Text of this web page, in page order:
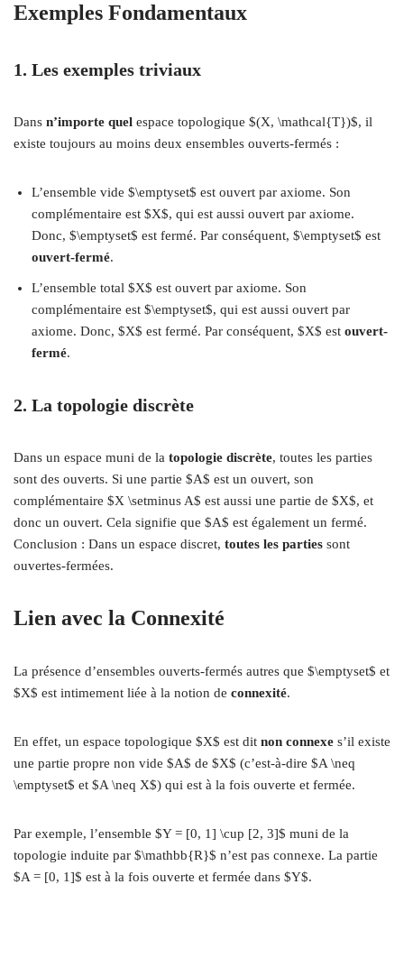
Exemples Fondamentaux
1. Les exemples triviaux
Dans n’importe quel espace topologique $(X, \mathcal{T})$, il
existe toujours au moins deux ensembles ouverts-fermés :
L’ensemble vide $\emptyset$ est ouvert par axiome. Son
complémentaire est $X$, qui est aussi ouvert par axiome.
Donc, $\emptyset$ est fermé. Par conséquent, $\emptyset$ est
ouvert-fermé.
L’ensemble total $X$ est ouvert par axiome. Son
complémentaire est $\emptyset$, qui est aussi ouvert par
axiome. Donc, $X$ est fermé. Par conséquent, $X$ est ouvert-
fermé.
2. La topologie discrète
Dans un espace muni de la topologie discrète, toutes les parties
sont des ouverts. Si une partie $A$ est un ouvert, son
complémentaire $X \setminus A$ est aussi une partie de $X$, et
donc un ouvert. Cela signifie que $A$ est également un fermé.
Conclusion : Dans un espace discret, toutes les parties sont
ouvertes-fermées.
Lien avec la Connexité
La présence d’ensembles ouverts-fermés autres que $\emptyset$ et
$X$ est intimement liée à la notion de connexité.
En effet, un espace topologique $X$ est dit non connexe s’il existe
une partie propre non vide $A$ de $X$ (c’est-à-dire $A \neq
\emptyset$ et $A \neq X$) qui est à la fois ouverte et fermée.
Par exemple, l’ensemble $Y = [0, 1] \cup [2, 3]$ muni de la
topologie induite par $\mathbb{R}$ n’est pas connexe. La partie
$A = [0, 1]$ est à la fois ouverte et fermée dans $Y$.